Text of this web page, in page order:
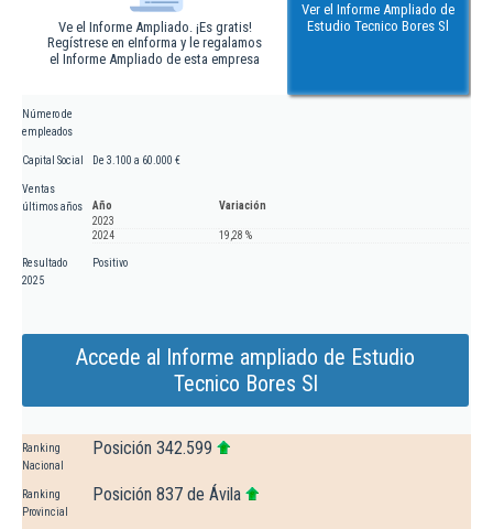
Ve el Informe Ampliado. ¡Es gratis!
Regístrese en eInforma y le regalamos
el Informe Ampliado de esta empresa
Ver el Informe Ampliado de
Estudio Tecnico Bores Sl
Número de
empleados
Capital Social De 3.100 a 60.000 €
Ventas
últimos años
Año
Variación
2023
2024
19,28 %
Resultado
2025
Positivo
Accede al Informe ampliado de Estudio
Tecnico Bores Sl
Ranking
Nacional
Posición 342.599
Ranking
Provincial
Posición 837 de Ávila